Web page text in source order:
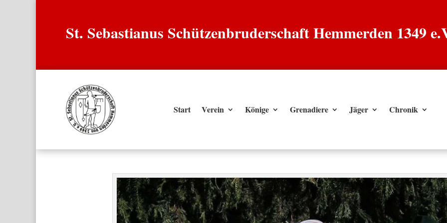
St. Sebastianus Schützenbruderschaft Hemmerden 1349
Start Verein Könige Grenadiere Jäger Chronik